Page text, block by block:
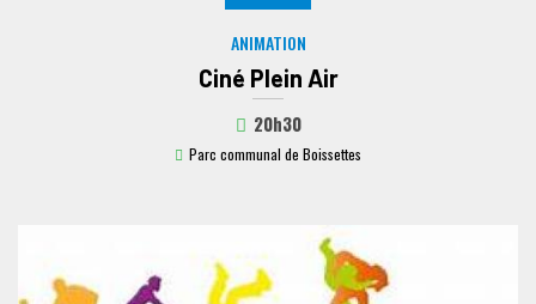
ANIMATION
Ciné Plein Air
20h30
Parc communal de Boissettes